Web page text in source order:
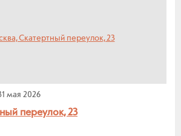
мая 2026
переулок, 23